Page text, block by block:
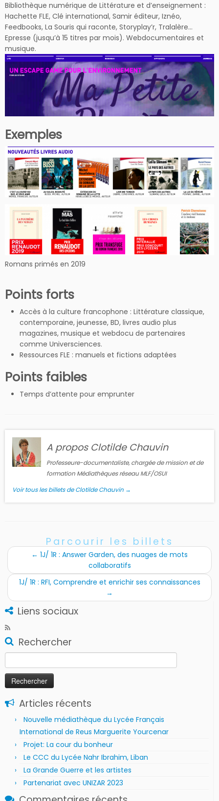
Bibliothèque numérique de Littérature et d’enseignement :
Hachette FLE, Clé international, Samir éditeur, Iznéo,
Feedbooks, La Souris qui raconte, Storyplay’r, Tralalère…
Epresse (jusqu’à 15 titres par mois). Webdocumentaires et
musique.
Exemples
Romans primés en 2019
Points forts
Accès à la culture francophone : Littérature classique,
contemporaine, jeunesse, BD, livres audio plus
magazines, musique et webdocu de partenaires
comme Universciences.
Ressources FLE : manuels et fictions adaptées
Points faibles
Temps d’attente pour emprunter
A propos Clotilde Chauvin
Professeure-documentaliste, chargée de mission et de
formation Médiathèques réseau MLF/OSUI
Voir tous les billets de Clotilde Chauvin →
Parcourir les billets
← 1J/ 1R : Answer Garden, des nuages de mots
collaboratifs
1J/ 1R : RFI, Comprendre et enrichir ses connaissances
→
Liens sociaux
Rechercher
Articles récents
Nouvelle médiathèque du Lycée Français
International de Reus Marguerite Yourcenar
Projet: La cour du bonheur
Le CCC du Lycée Nahr Ibrahim, Liban
La Grande Guerre et les artistes
Partenariat avec UNIZAR 2023